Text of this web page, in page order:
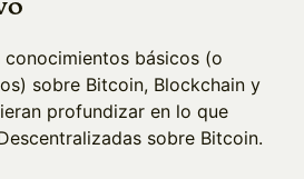
conocimientos básicos (o
sobre Bitcoin, Blockchain y
profundizar en lo que
sobre Bitcoin.